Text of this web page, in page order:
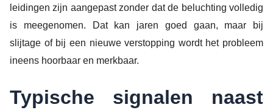
leidingen zijn aangepast zonder dat de beluchting volledig
is meegenomen. Dat kan jaren goed gaan, maar bij
slijtage of bij een nieuwe verstopping wordt het probleem
ineens hoorbaar en merkbaar.
Typische signalen naast